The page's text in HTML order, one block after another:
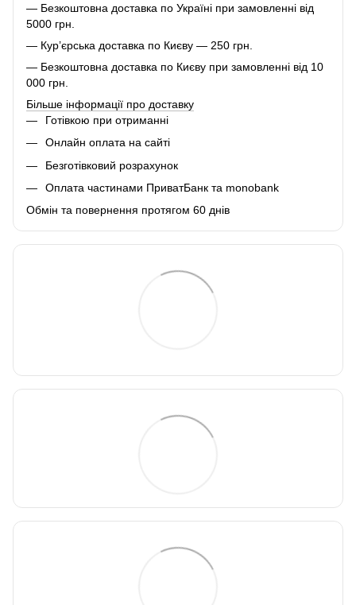
— Безкоштовна доставка по Україні при замовленні від
5000 грн.
— Кур’єрська доставка по Києву — 250 грн.
— Безкоштовна доставка по Києву при замовленні від 10
000 грн.
Більше інформації про доставку
Готівкою при отриманні
Онлайн оплата на сайті
Безготівковий розрахунок
Оплата частинами ПриватБанк та monobank
Обмін та повернення протягом 60 днів